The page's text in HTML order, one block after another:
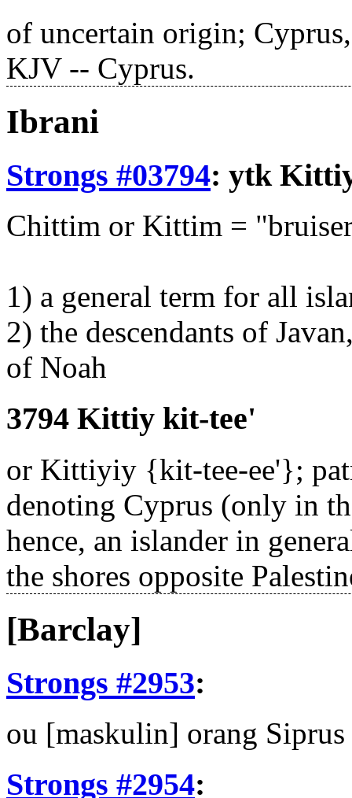
of uncertain origin;
KJV -- Cyprus.
Ibrani
Strongs #03794: ytk
Chittim or Kittim =
1) a general term for all
2) the descendants of
of Noah
3794 Kittiy kit-tee'
or Kittiyiy {kit-tee-ee'};
denoting Cyprus (only in
hence, an islander in
the shores opposite
[Barclay]
Strongs #2953:
ou [maskulin] orang Siprus
Strongs #2954: